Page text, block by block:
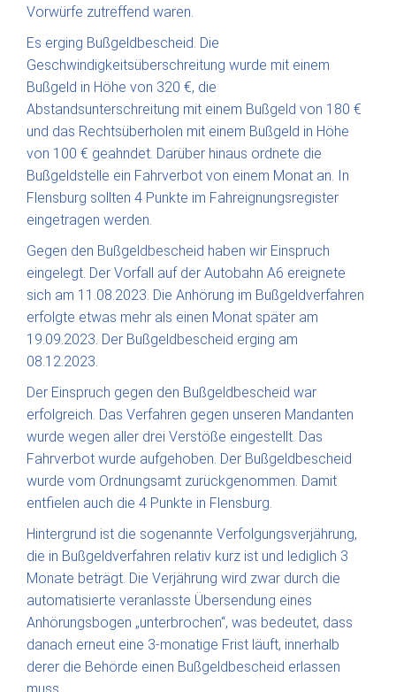
Vorwürfe zutreffend waren.
Es erging Bußgeldbescheid. Die
Geschwindigkeitsüberschreitung wurde mit einem
Bußgeld in Höhe von 320 €, die
Abstandsunterschreitung mit einem Bußgeld von 180 €
und das Rechtsüberholen mit einem Bußgeld in Höhe
von 100 € geahndet. Darüber hinaus ordnete die
Bußgeldstelle ein Fahrverbot von einem Monat an. In
Flensburg sollten 4 Punkte im Fahreignungsregister
eingetragen werden.
Gegen den Bußgeldbescheid haben wir Einspruch
eingelegt. Der Vorfall auf der Autobahn A6 ereignete
sich am 11.08.2023. Die Anhörung im Bußgeldverfahren
erfolgte etwas mehr als einen Monat später am
19.09.2023. Der Bußgeldbescheid erging am
08.12.2023.
Der Einspruch gegen den Bußgeldbescheid war
erfolgreich. Das Verfahren gegen unseren Mandanten
wurde wegen aller drei Verstöße eingestellt. Das
Fahrverbot wurde aufgehoben. Der Bußgeldbescheid
wurde vom Ordnungsamt zurückgenommen. Damit
entfielen auch die 4 Punkte in Flensburg.
Hintergrund ist die sogenannte Verfolgungsverjährung,
die in Bußgeldverfahren relativ kurz ist und lediglich 3
Monate beträgt. Die Verjährung wird zwar durch die
automatisierte veranlasste Übersendung eines
Anhörungsbogen „unterbrochen“, was bedeutet, dass
danach erneut eine 3-monatige Frist läuft, innerhalb
derer die Behörde einen Bußgeldbescheid erlassen